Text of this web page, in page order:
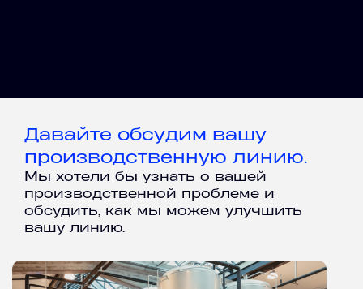
Давайте обсудим вашу
производственную линию.
Мы хотели бы узнать о вашей
производственной проблеме и
обсудить, как мы можем улучшить
вашу линию.